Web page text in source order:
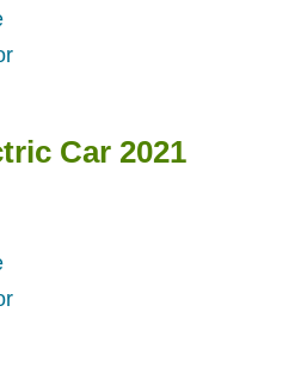
Car 2021